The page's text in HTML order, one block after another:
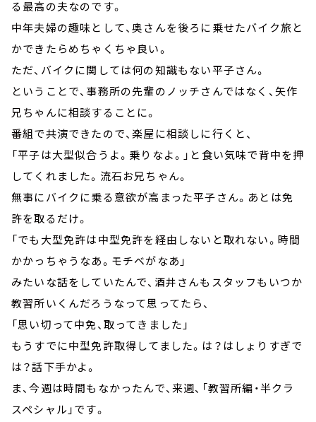
る最高の夫なのです。
中年夫婦の趣味として、奥さんを後ろに乗せたバイク旅と
かできたらめちゃくちゃ良い。
ただ、バイクに関しては何の知識もない平子さん。
ということで、事務所の先輩のノッチさんではなく、矢作
兄ちゃんに相談することに。
番組で共演できたので、楽屋に相談しに行くと、
「平子は大型似合うよ。乗りなよ。」と食い気味で背中を押
してくれました。流石お兄ちゃん。
無事にバイクに乗る意欲が高まった平子さん。あとは免
許を取るだけ。
「でも大型免許は中型免許を経由しないと取れない。時間
かかっちゃうなあ。モチベがなあ」
みたいな話をしていたんで、酒井さんもスタッフもいつか
教習所いくんだろうなって思ってたら、
「思い切って中免、取ってきました」
もうすでに中型免許取得してました。は？はしょりすぎで
は？話下手かよ。
ま、今週は時間もなかったんで、来週、「教習所編・半クラ
スペシャル」です。